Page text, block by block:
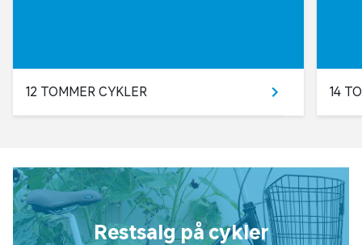
12 TOMMER CYKLER 14
Restsalg på cykler